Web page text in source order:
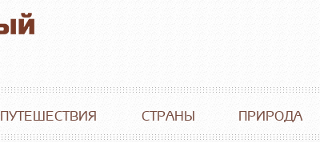
ПУТЕШЕСТВИЯ СТРАНЫ ПРИРОДА